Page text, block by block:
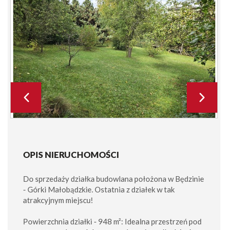
OPIS NIERUCHOMOŚCI
Do sprzedaży działka budowlana położona w Będzinie
- Górki Małobądzkie. Ostatnia z działek w tak
atrakcyjnym miejscu!
Powierzchnia działki - 948 m²: Idealna przestrzeń pod